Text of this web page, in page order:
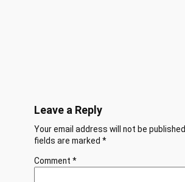
Leave a Reply
Your email address will not be published.
fields are marked *
Comment *